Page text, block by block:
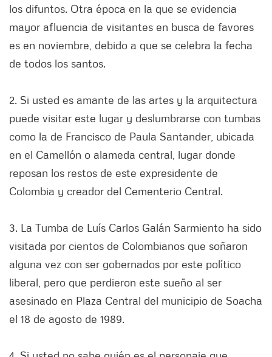
los difuntos. Otra época en la que se evidencia
mayor afluencia de visitantes en busca de favores
es en noviembre, debido a que se celebra la fecha
de todos los santos.
2. Si usted es amante de las artes y la arquitectura
puede visitar este lugar y deslumbrarse con tumbas
como la de Francisco de Paula Santander, ubicada
en el Camellón o alameda central, lugar donde
reposan los restos de este expresidente de
Colombia y creador del Cementerio Central.
3. La Tumba de Luís Carlos Galán Sarmiento ha sido
visitada por cientos de Colombianos que soñaron
alguna vez con ser gobernados por este político
liberal, pero que perdieron este sueño al ser
asesinado en Plaza Central del municipio de Soacha
el 18 de agosto de 1989.